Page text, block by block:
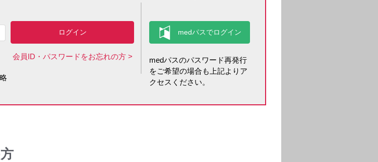
の実際
会員ID・パスワードをお忘れの方
medパスのパスワード再発行
をご希望の場合も上記よりア
クセスください。